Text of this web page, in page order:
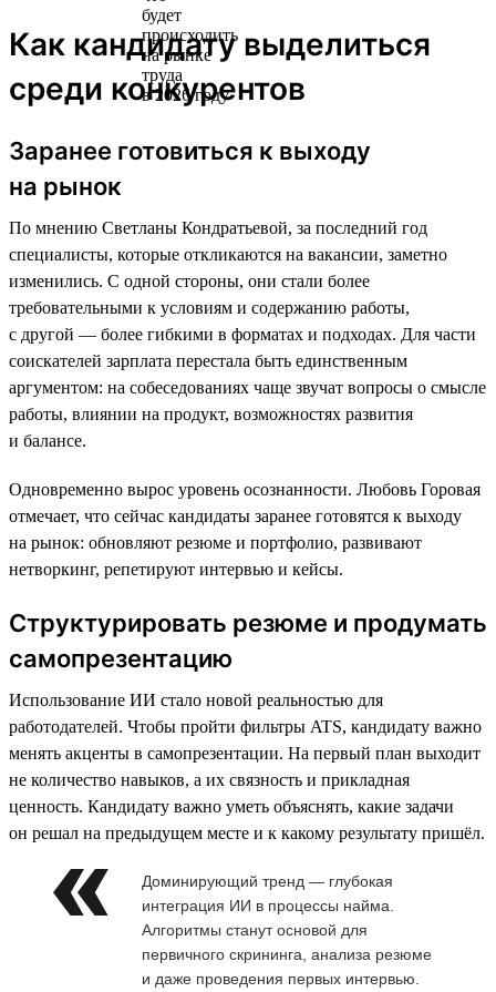
Как кандидату выделиться
среди конкурентов
Заранее готовиться к выходу
на рынок
По мнению Светланы Кондратьевой, за последний год
специалисты, которые откликаются на вакансии, заметно
изменились. С одной стороны, они стали более
требовательными к условиям и содержанию работы,
с другой — более гибкими в форматах и подходах. Для части
соискателей зарплата перестала быть единственным
аргументом: на собеседованиях чаще звучат вопросы о смысле
работы, влиянии на продукт, возможностях развития
и балансе.
Одновременно вырос уровень осознанности. Любовь Горовая
отмечает, что сейчас кандидаты заранее готовятся к выходу
на рынок: обновляют резюме и портфолио, развивают
нетворкинг, репетируют интервью и кейсы.
Структурировать резюме и продумать
самопрезентацию
Использование ИИ стало новой реальностью для
работодателей. Чтобы пройти фильтры ATS, кандидату важно
менять акценты в самопрезентации. На первый план выходит
не количество навыков, а их связность и прикладная
ценность. Кандидату важно уметь объяснять, какие задачи
он решал на предыдущем месте и к какому результату пришёл.
Доминирующий тренд — глубокая
интеграция ИИ в процессы найма.
Алгоритмы станут основой для
первичного скрининга, анализа резюме
и даже проведения первых интервью.